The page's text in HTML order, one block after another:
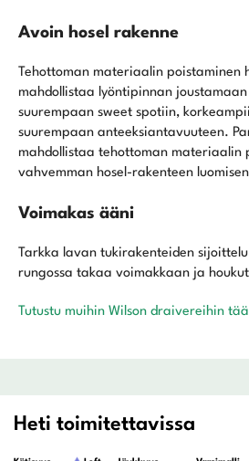
Avoin hosel rakenne
Tehottoman materiaalin poistaminen
mahdollistaa lyöntipinnan
suurempaan sweet spotiin,
suurempaan anteeksiantavuuteen.
mahdollistaa tehottoman materiaalin
vahvemman hosel-rakenteen
Voimakas ääni
Tarkka lavan tukirakenteiden
rungossa takaa voimakkaan ja
Tutustu muihin Wilson draivereihin
Heti toimitettavissa